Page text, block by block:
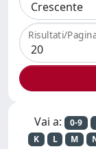
Risultati/
Vai a: 0-9
K
L M